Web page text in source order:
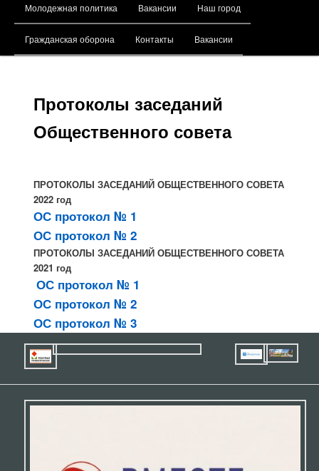
Молодежная политика Вакансии Наш город
Гражданская оборона Контакты Вакансии
Протоколы заседаний
Общественного совета
ПРОТОКОЛЫ ЗАСЕДАНИЙ ОБЩЕСТВЕННОГО СОВЕТА
2022 год
ОС протокол № 1
ОС протокол № 2
ПРОТОКОЛЫ ЗАСЕДАНИЙ ОБЩЕСТВЕННОГО СОВЕТА
2021 год
ОС протокол № 1
ОС протокол № 2
ОС протокол № 3